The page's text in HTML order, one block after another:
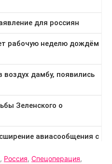
, Россия, Спецоперация,